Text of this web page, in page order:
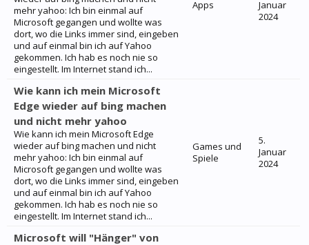
mehr yahoo: Ich bin einmal auf
Microsoft gegangen und wollte was
dort, wo die Links immer sind, eingeben
und auf einmal bin ich auf Yahoo
gekommen. Ich hab es noch nie so
eingestellt. Im Internet stand ich...
Apps
Januar
2024
Wie kann ich mein Microsoft
Edge wieder auf bing machen
und nicht mehr yahoo
Wie kann ich mein Microsoft Edge
wieder auf bing machen und nicht
mehr yahoo: Ich bin einmal auf
Microsoft gegangen und wollte was
dort, wo die Links immer sind, eingeben
und auf einmal bin ich auf Yahoo
gekommen. Ich hab es noch nie so
eingestellt. Im Internet stand ich...
Games und
Spiele
5.
Januar
2024
Microsoft will "Hänger" von